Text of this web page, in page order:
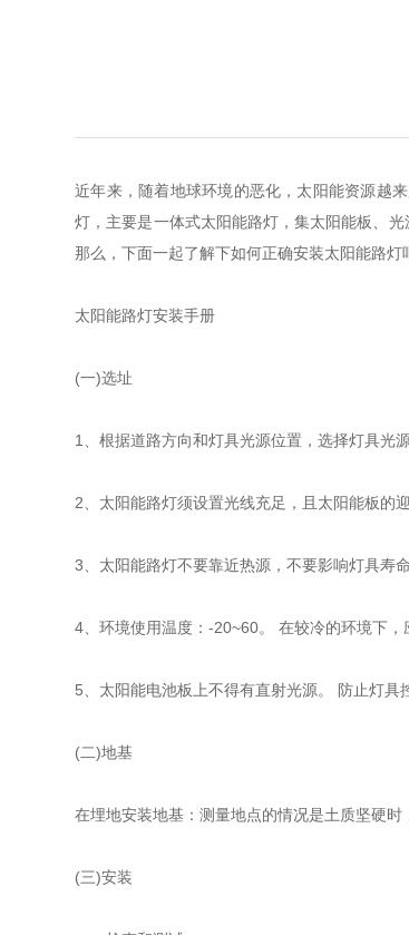
近年来，随着地球环境的恶化，太阳能资源越
灯，主要是一体式太阳能路灯，集太阳能板、
那么，下面一起了解下如何正确安装太阳能路灯
太阳能路灯安装手册
(一)选址
1、根据道路方向和灯具光源位置，选择灯具光
2、太阳能路灯须设置光线充足，且太阳能板的
3、太阳能路灯不要靠近热源，不要影响灯具寿命
4、环境使用温度：-20~60。 在较冷的环境下，
5、太阳能电池板上不得有直射光源。 防止灯具
(二)地基
在埋地安装地基：测量地点的情况是土质坚硬
(三)安装